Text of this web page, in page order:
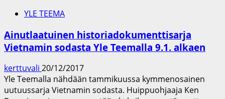
Etelä-
on
historiaa
kulttuuria
nykypäivän
twistillä
YLE TEEMA
Ainutlaatuinen historiadokumenttisarja
Vietnamin sodasta Yle Teemalla 9.1. alkaen
kerttuvali 20/12/2017
Yle Teemalla nähdään tammikuussa kymmenosainen
uutuussarja Vietnamin sodasta. Huippuohjaaja Ken